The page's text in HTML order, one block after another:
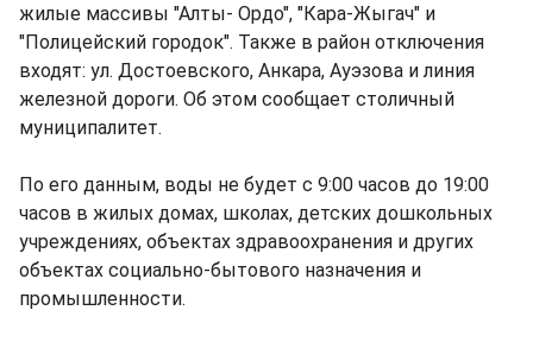
жилые массивы "Алты- Ордо", "Кара-Жыгач" и
"Полицейский городок". Также в район отключения
входят: ул. Достоевского, Анкара, Ауэзова и линия
железной дороги. Об этом сообщает столичный
муниципалитет.
По его данным, воды не будет с 9:00 часов до 19:00
часов в жилых домах, школах, детских дошкольных
учреждениях, объектах здравоохранения и других
объектах социально-бытового назначения и
промышленности.